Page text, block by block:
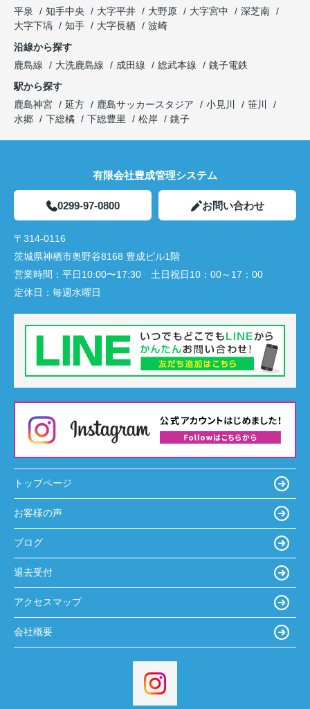
平泉
知手中央 大字平井 大野原 大字宮中
深芝南
大字下塙
知手 大字長栖
波崎
沿線から探す
鹿島線
大洗鹿島線 成田線 総武本線
銚子電鉄
駅から探す
鹿島神宮
延方 鹿島サッカースタジア 小見川
笹川
水郷
下総橘 下総豊里 松岸 銚子
有限会社豊成管理システム
0299-97-0800 お問い合わせ
〒314-0116
茨城県神栖市奥野谷8168 豊成ビル1階
営業時間： 平日10:00〜17:30 土日祝日10：00～17：00
定休日： 毎週水曜日
トップページ
お客様の声
ブログ
退去受付
アクセスマップ
会社概要